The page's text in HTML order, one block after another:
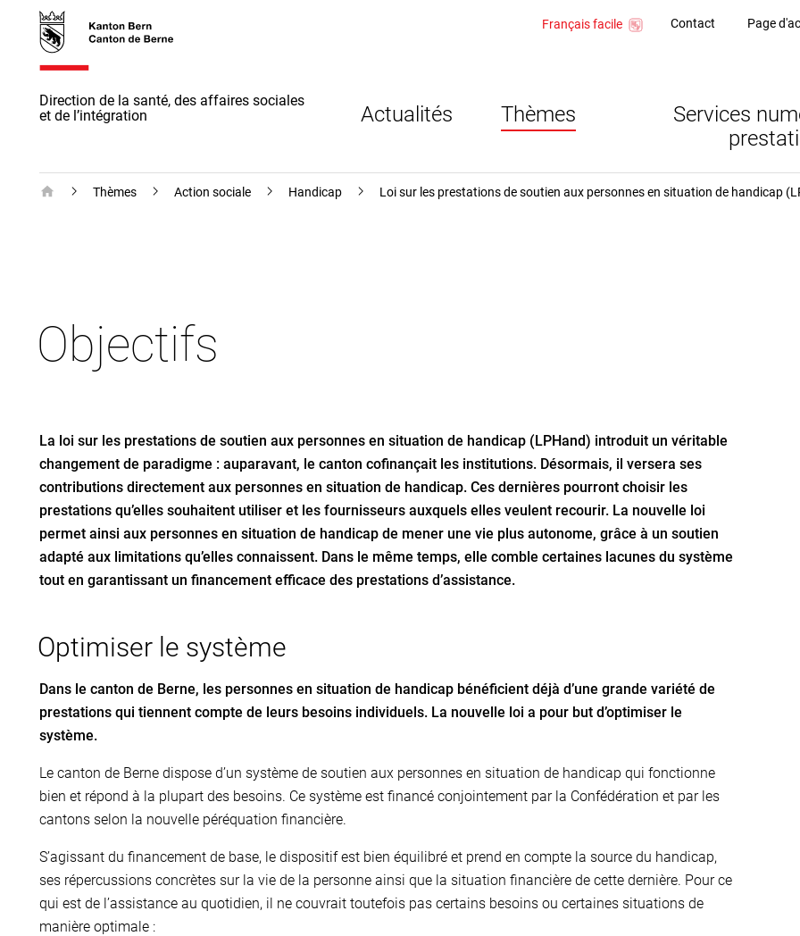
skiplink.toNavigation
skiplink.toStartPage
direct à
Direction de la santé, des affaires sociales
et de l’intégration
Français facile Contact Page
Actualités Thèmes
Services
Direction de la santé, des affaires sociales et de l’intégration : page d'accueil
Thèmes Action sociale Handicap Loi sur les prestations de soutien aux personnes en situation de handicap
Objectifs
La loi sur les prestations de soutien aux personnes en situation de handicap (LPHand) introduit un véritable
changement de paradigme : auparavant, le canton cofinançait les institutions. Désormais, il versera ses
contributions directement aux personnes en situation de handicap. Ces dernières pourront choisir les
prestations qu’elles souhaitent utiliser et les fournisseurs auxquels elles veulent recourir. La nouvelle loi
permet ainsi aux personnes en situation de handicap de mener une vie plus autonome, grâce à un soutien
adapté aux limitations qu’elles connaissent. Dans le même temps, elle comble certaines lacunes du système
tout en garantissant un financement efficace des prestations d’assistance.
Optimiser le système
Dans le canton de Berne, les personnes en situation de handicap bénéficient déjà d’une grande variété de
prestations qui tiennent compte de leurs besoins individuels. La nouvelle loi a pour but d’optimiser le
système.
Le canton de Berne dispose d’un système de soutien aux personnes en situation de handicap qui fonctionne
bien et répond à la plupart des besoins. Ce système est financé conjointement par la Confédération et par les
cantons selon la nouvelle péréquation financière.
S’agissant du financement de base, le dispositif est bien équilibré et prend en compte la source du handicap,
ses répercussions concrètes sur la vie de la personne ainsi que la situation financière de cette dernière. Pour ce
qui est de l’assistance au quotidien, il ne couvrait toutefois pas certains besoins ou certaines situations de
manière optimale :